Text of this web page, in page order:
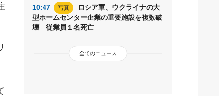
10:47 写真
ロシア軍、ウクライナの大
型ホームセンター企業の重要施設を複数破
壊 従業員１名死亡
全てのニュース